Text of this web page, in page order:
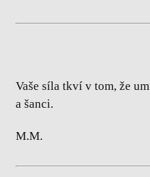
Vaše síla tkví v tom, že
a šanci.
M.M.